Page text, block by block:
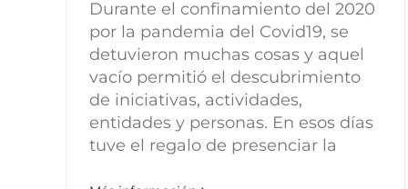
Durante el confinamiento del 2020
por la pandemia del Covid19, se
detuvieron muchas cosas y aquel
vacío permitió el descubrimiento
de iniciativas, actividades,
entidades y personas. En esos días
tuve el regalo de presenciar la